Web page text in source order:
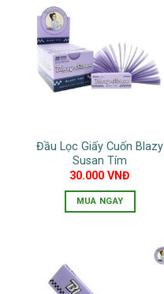
Đầu Lọc Giấy Cuốn Blazy
Susan Tím
30.000VNĐ
MUA NGAY